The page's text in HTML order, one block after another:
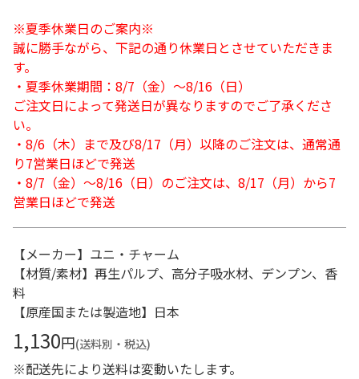
※夏季休業日のご案内※
誠に勝手ながら、下記の通り休業日とさせていただきま
す。
・夏季休業期間：8/7（金）～8/16（日）
ご注文日によって発送日が異なりますのでご了承くださ
い。
・8/6（木）まで及び8/17（月）以降のご注文は、通常通
り7営業日ほどで発送
・8/7（金）～8/16（日）のご注文は、8/17（月）から7
営業日ほどで発送
【メーカー】ユニ・チャーム
【材質/素材】再生パルプ、高分子吸水材、デンプン、香
料
【原産国または製造地】日本
1,130円(送料別・税込)
※配送先により送料は変動いたします。